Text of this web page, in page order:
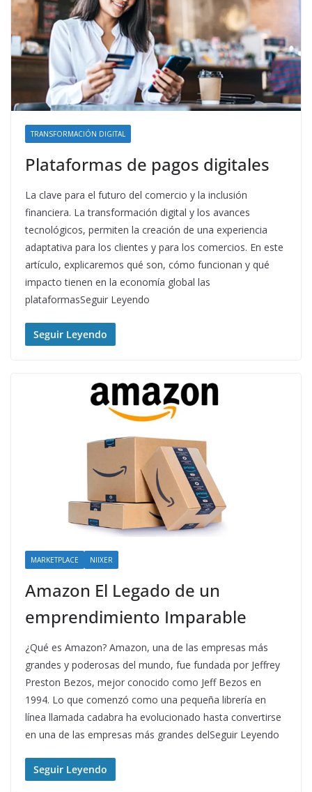
TRANSFORMACIÓN DIGITAL
Plataformas de pagos digitales
La clave para el futuro del comercio y la inclusión
financiera. La transformación digital y los avances
tecnológicos, permiten la creación de una experiencia
adaptativa para los clientes y para los comercios. En este
artículo, explicaremos qué son, cómo funcionan y qué
impacto tienen en la economía global las
plataformasSeguir Leyendo
Seguir Leyendo
MARKETPLACE NIIXER
Amazon El Legado de un
emprendimiento Imparable
¿Qué es Amazon? Amazon, una de las empresas más
grandes y poderosas del mundo, fue fundada por Jeffrey
Preston Bezos, mejor conocido como Jeff Bezos en
1994. Lo que comenzó como una pequeña librería en
línea llamada cadabra ha evolucionado hasta convertirse
en una de las empresas más grandes delSeguir Leyendo
Seguir Leyendo